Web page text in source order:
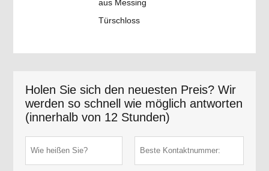
aus Messing
Türschloss
Holen Sie sich den neuesten Preis? Wir
werden so schnell wie möglich antworten
(innerhalb von 12 Stunden)